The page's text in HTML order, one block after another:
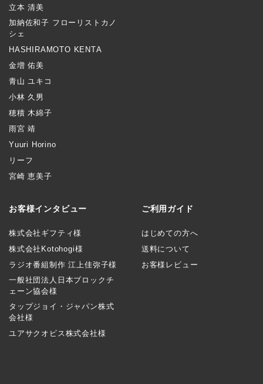
立本 清美
加納佐和子 フローリストカノ
シェ
HASHIRAMOTO KENTA
金増 佑美
青山 ユキコ
小林 久男
穂積 木綿子
雨宮 靖
Yuuri Horino
リーフ
宮崎 恵美子
お客様インタビュー
株式会社ギフティ様
株式会社Kotohogi様
ラジオ番組制作 江上佳弥子様
一般社団法人日本ブロックチ
ェーン協会様
タップジョイ・ジャパン株式
会社様
ユアサクオビス株式会社様
ご利用ガイド
はじめての方へ
送料について
お客様レビュー